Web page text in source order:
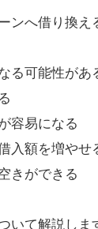
ンへ借り換え
る可能性があ
容易になる
入額を増やせ
きができる
いて解説しま